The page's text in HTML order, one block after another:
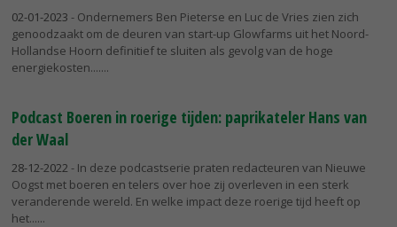
02-01-2023 - Ondernemers Ben Pieterse en Luc de Vries zien zich
genoodzaakt om de deuren van start-up Glowfarms uit het Noord-
Hollandse Hoorn definitief te sluiten als gevolg van de hoge
energiekosten....
Podcast Boeren in roerige tijden: paprikateler Hans van
der Waal
28-12-2022 - In deze podcastserie praten redacteuren van Nieuwe
Oogst met boeren en telers over hoe zij overleven in een sterk
veranderende wereld. En welke impact deze roerige tijd heeft op
het...